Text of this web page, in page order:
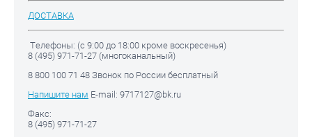
ДОСТАВКА
Телефоны: (с 9:00 до 18:00 кроме воскресенья)
8 (495) 971-71-27 (многоканальный)
8 800 100 71 48 Звонок по России бесплатный
Напишите нам E-mail: 9717127@bk.ru
Факс:
8 (495) 971-71-27